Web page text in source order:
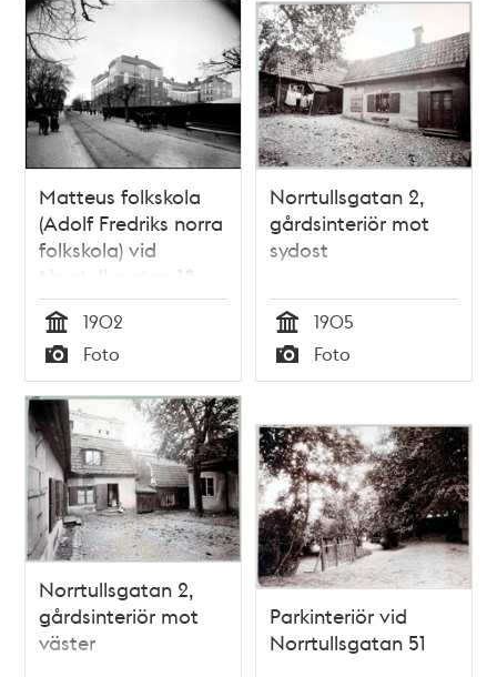
Matteus folkskola
(Adolf Fredriks norra
folkskola) vid
Norrtullsgatan 18
söderifrån
Tid
1902
Typ
Foto
Norrtullsgatan 2,
gårdsinteriör mot
sydost
Tid
1905
Typ
Foto
Norrtullsgatan 2,
gårdsinteriör mot
väster
Parkinteriör vid
Norrtullsgatan 51